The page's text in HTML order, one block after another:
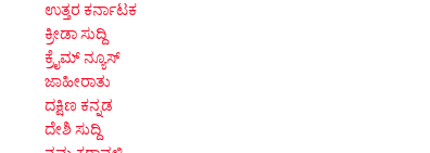
ಉತ್ತರ ಕರ್ನಾಟಕ
ಕ್ರೀಡಾ ಸುದ್ದಿ
ಕ್ರೈಮ್ ನ್ಯೂಸ್
ಜಾಹೀರಾತು
ದಕ್ಷಿಣ ಕನ್ನಡ
ದೇಶಿ ಸುದ್ದಿ